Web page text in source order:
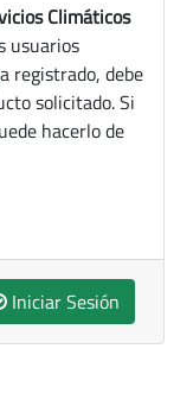
Climáticos
usuarios
registrado, debe
solicitado. Si
hacerlo de
Iniciar Sesión